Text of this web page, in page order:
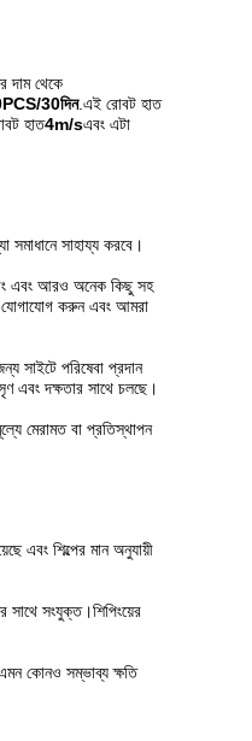
দাম থেকে
30দিন.এই রোবট হাত
হাত4m/sএবং এটা
সাহায্য করবে।
এবং আরও অনেক কিছু সহ
যোগাযোগ করুন এবং আমরা
সাইটে পরিষেবা প্রদান
এবং দক্ষতার সাথে চলছে।
মেরামত বা প্রতিস্থাপন
এবং শিল্পের মান অনুযায়ী
সাথে সংযুক্ত।শিপিংয়ের
এমন কোনও সম্ভাব্য ক্ষতি